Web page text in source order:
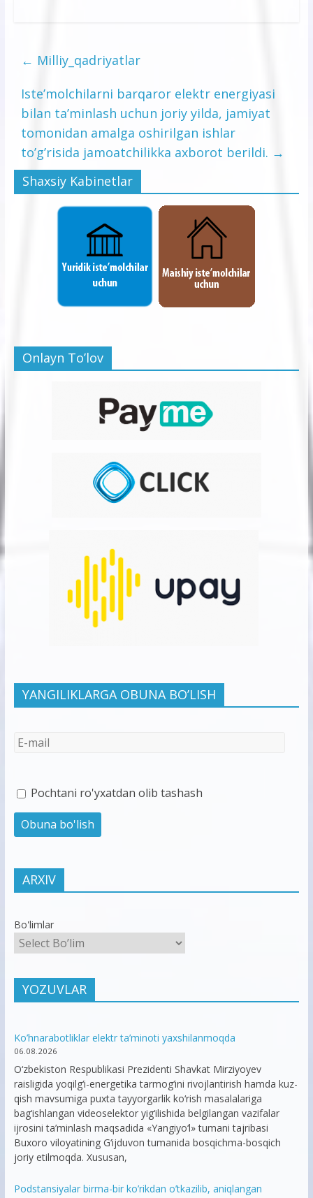
← Milliy_qadriyatlar
Iste’molchilarni barqaror elektr energiyasi
bilan ta’minlash uchun joriy yilda, jamiyat
tomonidan amalga oshirilgan ishlar
to’g’risida jamoatchilikka axborot berildi. →
Shaxsiy Kabinetlar
Onlayn To’lov
YANGILIKLARGA OBUNA BO’LISH
Pochtani ro'yxatdan olib tashash
ARXIV
Bo'limlar
YOZUVLAR
Ko’hnarabotliklar elektr ta’minoti yaxshilanmoqda
06.08.2026
O‘zbekiston Respublikasi Prezidenti Shavkat Mirziyoyev
raisligida yoqilg‘i-energetika tarmog‘ini rivojlantirish hamda kuz-
qish mavsumiga puxta tayyorgarlik ko‘rish masalalariga
bag‘ishlangan videoselektor yig‘ilishida belgilangan vazifalar
ijrosini ta’minlash maqsadida «Yangiyo‘l» tumani tajribasi
Buxoro viloyatining G‘ijduvon tumanida bosqichma-bosqich
joriy etilmoqda. Xususan,
Podstansiyalar birma-bir ko’rikdan o’tkazilib, aniqlangan